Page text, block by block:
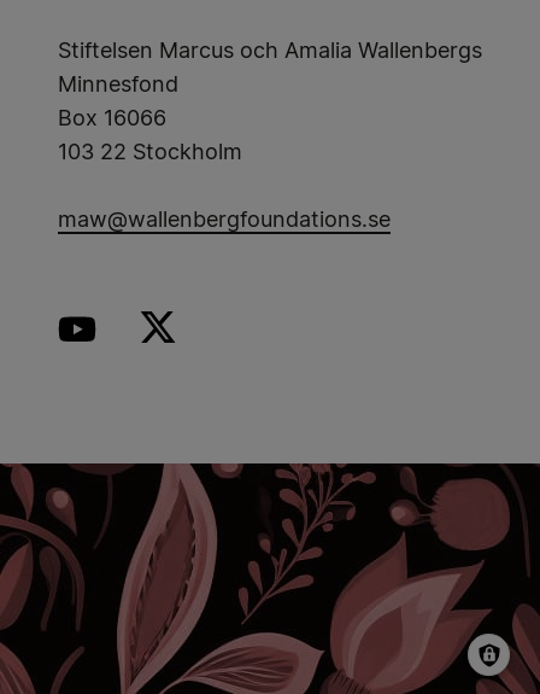
Stiftelsen Marcus och Amalia Wallenbergs
Minnesfond
Box 16066
103 22 Stockholm
maw@wallenbergfoundations.se